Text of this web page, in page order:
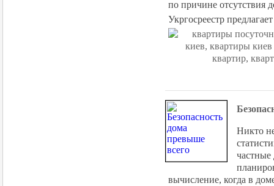
по причине отсутствия
Укргосреестр
Никто
частные
вычисление, когда в